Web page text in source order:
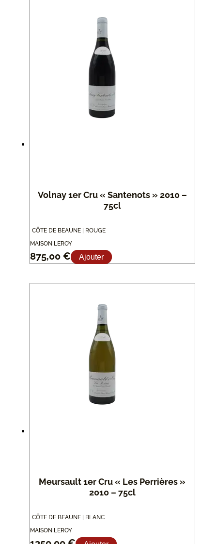
Volnay 1er Cru « Santenots » 2010 –
75cl
CÔTE DE BEAUNE | ROUGE
MAISON LEROY
875,00 € Ajouter
Meursault 1er Cru « Les Perrières »
2010 – 75cl
CÔTE DE BEAUNE | BLANC
MAISON LEROY